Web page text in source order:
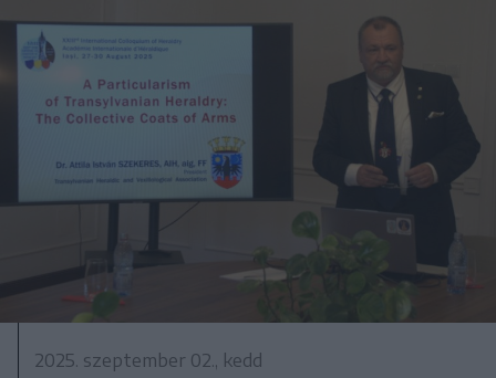
2025. szeptember 02., kedd